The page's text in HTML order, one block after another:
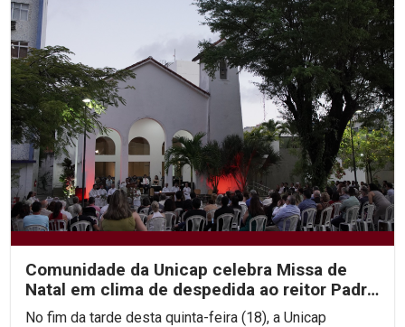
Comunidade da Unicap celebra Missa de
Natal em clima de despedida ao reitor Padre
Pedro Rubens
No fim da tarde desta quinta-feira (18), a Unicap